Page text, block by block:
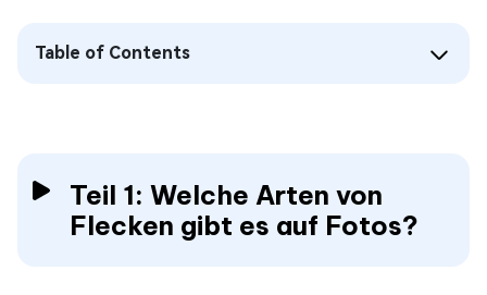
Table of Contents
Teil 1: Welche Arten von
Flecken gibt es auf Fotos?